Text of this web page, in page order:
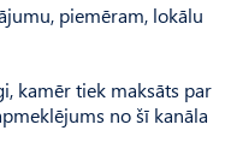
piemēram, lokālu
kamēr tiek maksāts par
no šī kanāla